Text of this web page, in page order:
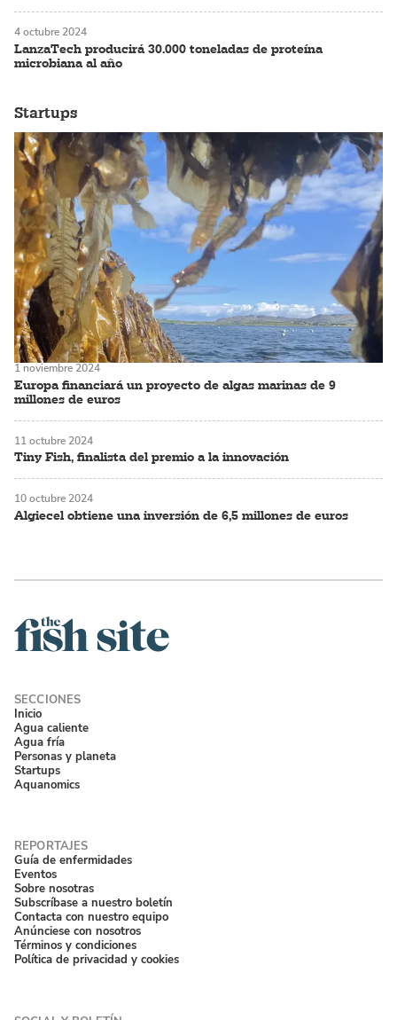
LanzaTech producirá 30.000 toneladas de proteína
microbiana al año
4 octubre 2024
Startups
Europa financiará un proyecto de algas marinas de 9
millones de euros
1 noviembre 2024
Tiny Fish, finalista del premio a la innovación
11 octubre 2024
Algiecel obtiene una inversión de 6,5 millones de euros
10 octubre 2024
Inicio
Agua caliente
Agua fría
Personas y planeta
Startups
Aquanomics
Guía de enfermidades
Eventos
Sobre nosotras
Subscríbase a nuestro boletín
Contacta con nuestro equipo
Anúnciese con nosotros
Términos y condiciones
Política de privacidad y cookies